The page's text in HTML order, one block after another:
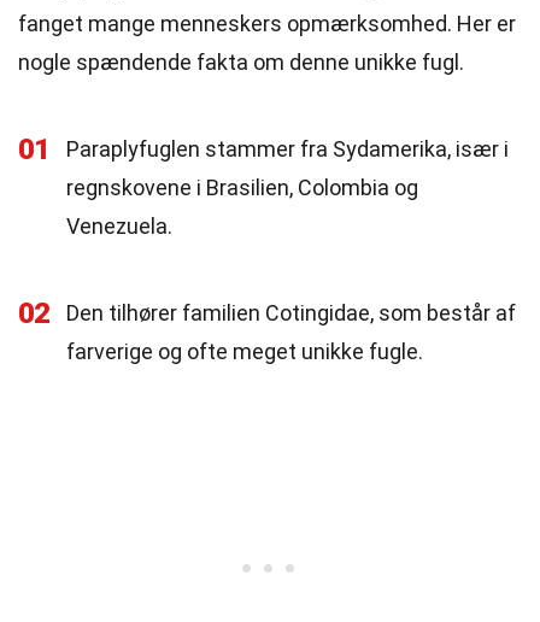
fanget mange menneskers opmærksomhed. Her er
nogle spændende fakta om denne unikke fugl.
01
Paraplyfuglen stammer fra Sydamerika, især i
regnskovene i Brasilien, Colombia og
Venezuela.
02
Den tilhører familien Cotingidae, som består af
farverige og ofte meget unikke fugle.